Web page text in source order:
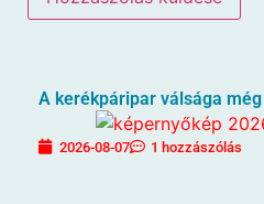
A kerékpáripar válsága
2026-08-07 1 hozzászólás